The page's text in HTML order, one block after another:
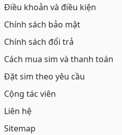
Điều khoản và điều kiện
Chính sách bảo mật
Chính sách đổi trả
Cách mua sim và thanh toán
Đặt sim theo yêu cầu
Cộng tác viên
Liên hệ
Sitemap